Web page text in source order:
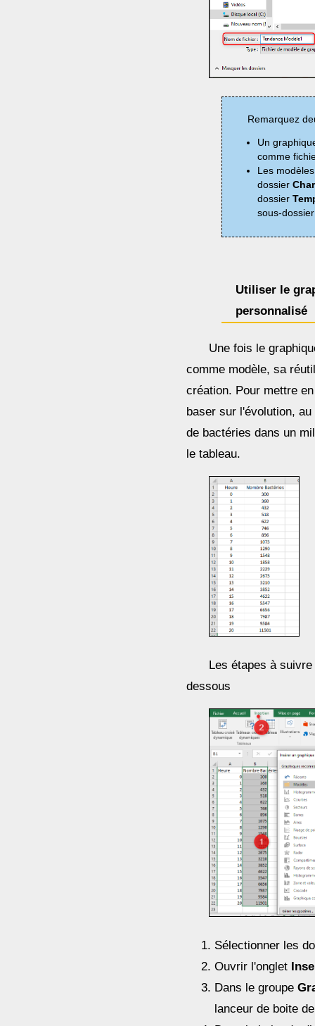
Remarquez
Un
comme
Les
dossier
dossier
sous-
Utiliser le
personnalisé
Une fois le
comme modèle, sa
création. Pour mettre
baser sur l'évolution,
de bactéries dans un
le tableau.
Les étapes à
dessous
Sélectionner les
Ouvrir l'onglet
Dans le groupe
lanceur de boite